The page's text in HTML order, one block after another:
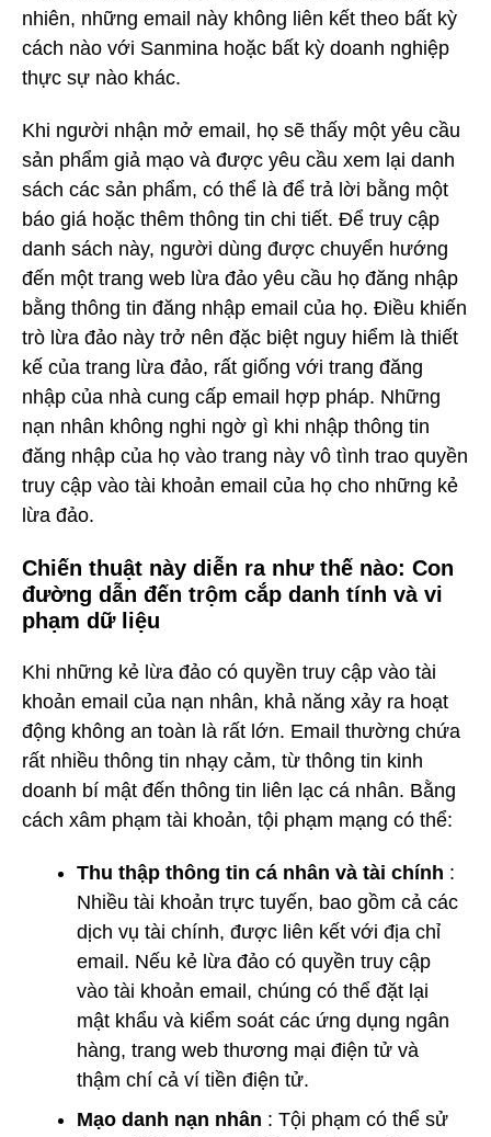
nhiên, những email này không liên kết theo bất kỳ
cách nào với Sanmina hoặc bất kỳ doanh nghiệp
thực sự nào khác.
Khi người nhận mở email, họ sẽ thấy một yêu cầu
sản phẩm giả mạo và được yêu cầu xem lại danh
sách các sản phẩm, có thể là để trả lời bằng một
báo giá hoặc thêm thông tin chi tiết. Để truy cập
danh sách này, người dùng được chuyển hướng
đến một trang web lừa đảo yêu cầu họ đăng nhập
bằng thông tin đăng nhập email của họ. Điều khiến
trò lừa đảo này trở nên đặc biệt nguy hiểm là thiết
kế của trang lừa đảo, rất giống với trang đăng
nhập của nhà cung cấp email hợp pháp. Những
nạn nhân không nghi ngờ gì khi nhập thông tin
đăng nhập của họ vào trang này vô tình trao quyền
truy cập vào tài khoản email của họ cho những kẻ
lừa đảo.
Chiến thuật này diễn ra như thế nào: Con
đường dẫn đến trộm cắp danh tính và vi
phạm dữ liệu
Khi những kẻ lừa đảo có quyền truy cập vào tài
khoản email của nạn nhân, khả năng xảy ra hoạt
động không an toàn là rất lớn. Email thường chứa
rất nhiều thông tin nhạy cảm, từ thông tin kinh
doanh bí mật đến thông tin liên lạc cá nhân. Bằng
cách xâm phạm tài khoản, tội phạm mạng có thể:
Thu thập thông tin cá nhân và tài chính :
Nhiều tài khoản trực tuyến, bao gồm cả các
dịch vụ tài chính, được liên kết với địa chỉ
email. Nếu kẻ lừa đảo có quyền truy cập
vào tài khoản email, chúng có thể đặt lại
mật khẩu và kiểm soát các ứng dụng ngân
hàng, trang web thương mại điện tử và
thậm chí cả ví tiền điện tử.
Mạo danh nạn nhân : Tội phạm có thể sử